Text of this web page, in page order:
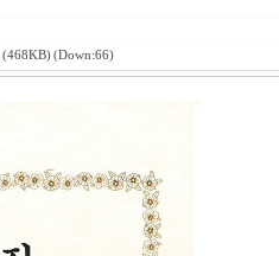
(468KB) (Down:66)